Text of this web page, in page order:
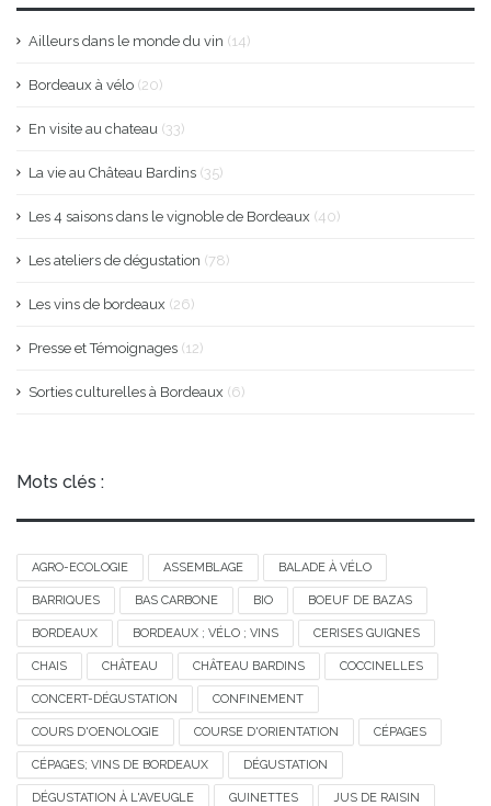
Ailleurs dans le monde du vin (14)
Bordeaux à vélo (20)
En visite au chateau (33)
La vie au Château Bardins (35)
Les 4 saisons dans le vignoble de Bordeaux (40)
Les ateliers de dégustation (78)
Les vins de bordeaux (26)
Presse et Témoignages (12)
Sorties culturelles à Bordeaux (6)
Mots clés :
AGRO-ECOLOGIE ASSEMBLAGE BALADE À VÉLO
BARRIQUES BAS CARBONE BIO BOEUF DE BAZAS
BORDEAUX BORDEAUX ; VÉLO ; VINS CERISES GUIGNES
CHAIS CHÂTEAU CHÂTEAU BARDINS COCCINELLES
CONCERT-DÉGUSTATION CONFINEMENT
COURS D'OENOLOGIE COURSE D'ORIENTATION CÉPAGES
CÉPAGES; VINS DE BORDEAUX DÉGUSTATION
DÉGUSTATION À L'AVEUGLE GUINETTES JUS DE RAISIN